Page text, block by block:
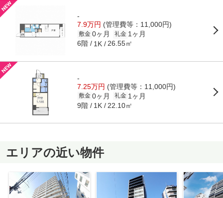
-
7.9万円 (管理費等：11,000円)
敷金 0ヶ月 礼金 1ヶ月
6階 1K 26.55㎡
-
7.25万円 (管理費等：11,000円)
敷金 0ヶ月 礼金 1ヶ月
9階 1K 22.10㎡
エリアの近い物件